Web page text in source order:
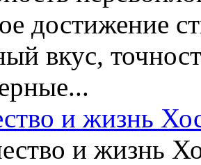
достижение
вкус,
и жизнь